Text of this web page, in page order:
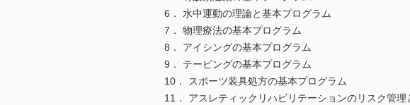
6． 水中運動の理論と基本プログラム
7． 物理療法の基本プログラム
8． アイシングの基本プログラム
9． テーピングの基本プログラム
10． スポーツ装具処方の基本プログラム
11． アスレティックリハビリテーションのリスク管理